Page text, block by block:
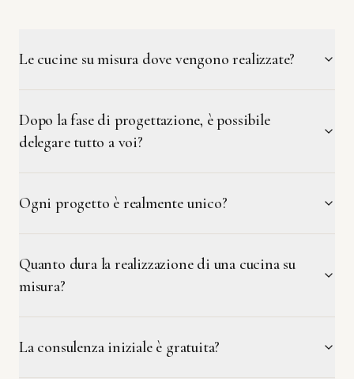
Le cucine su misura dove vengono realizzate?
Dopo la fase di progettazione, è possibile
delegare tutto a voi?
Ogni progetto è realmente unico?
Quanto dura la realizzazione di una cucina su
misura?
La consulenza iniziale è gratuita?